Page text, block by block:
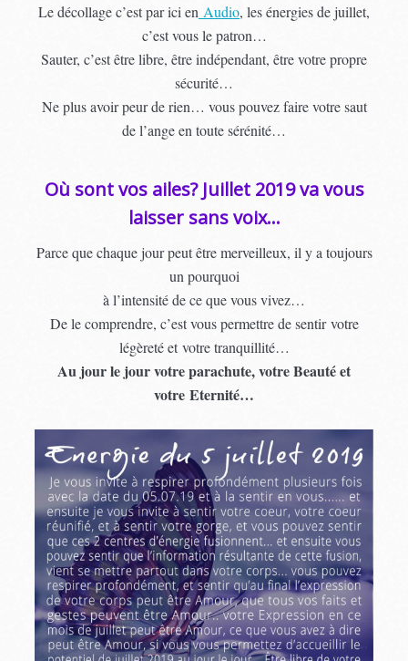
Le décollage c’est par ici en Audio, les énergies de juillet,
c’est vous le patron…
Sauter, c’est être libre, être indépendant, être votre propre
sécurité…
Ne plus avoir peur de rien… vous pouvez faire votre saut
de l’ange en toute sérénité…
Où sont vos ailes? Juillet 2019 va vous
laisser sans voix…
Parce que chaque jour peut être merveilleux, il y a toujours
un pourquoi
à l’intensité de ce que vous vivez…
De le comprendre, c’est vous permettre de sentir votre
légèreté et votre tranquillité…
Au jour le jour votre parachute, votre Beauté et
votre Eternité…